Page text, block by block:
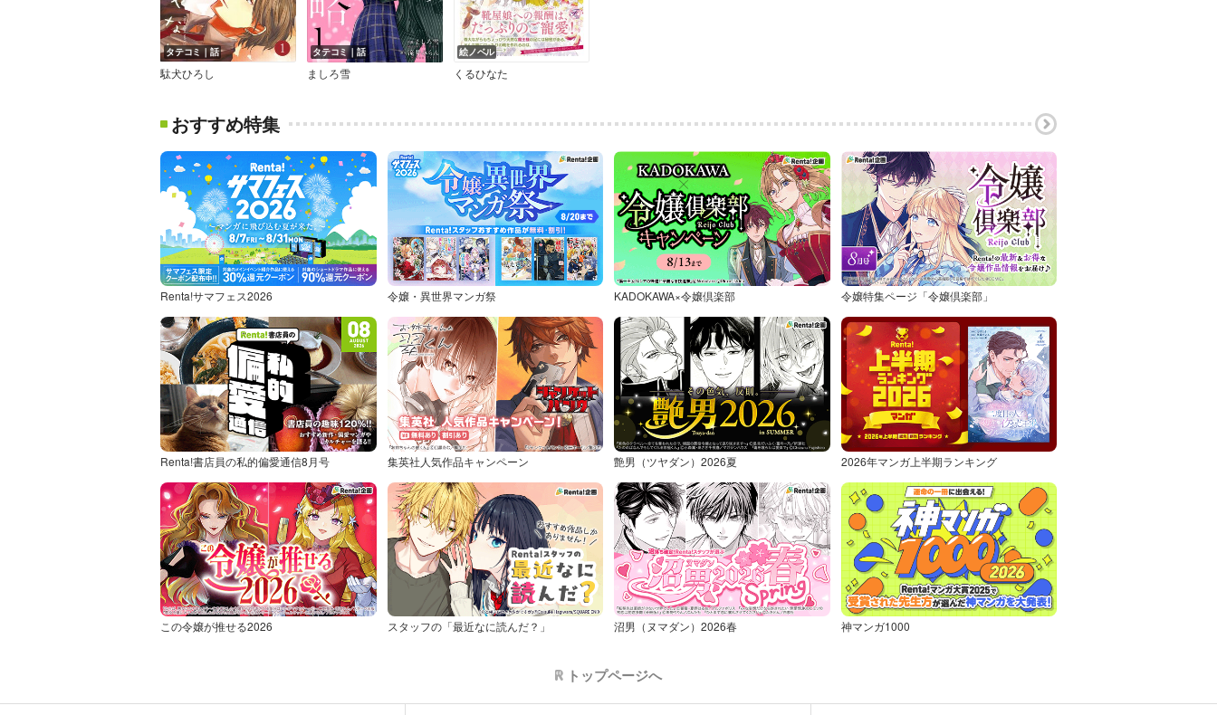
タテコミ｜話
駄犬ひろし
タテコミ｜話
ましろ雪
絵ノベル
くるひなた
おすすめ特集
Renta!サマフェス2026 令嬢・異世界マンガ祭 KADOKAWA×令嬢倶楽部 令嬢特集ページ「令嬢倶楽部」
Renta!書店員の私的偏愛通信8月号 集英社人気作品キャンペーン 艶男（ツヤダン）2026夏 2026年マンガ上半期ランキング
この令嬢が推せる2026 スタッフの「最近なに読んだ？」 沼男（ヌマダン）2026春 神マンガ1000
トップページへ